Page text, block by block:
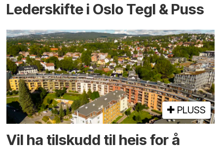
Lederskifte i Oslo Tegl & Puss
PLUSS
Vil ha tilskudd til heis for å